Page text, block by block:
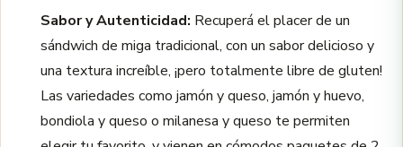
Sabor y Autenticidad: Recuperá el placer de un
sándwich de miga tradicional, con un sabor delicioso y
una textura increíble, ¡pero totalmente libre de gluten!
Las variedades como jamón y queso, jamón y huevo,
bondiola y queso o milanesa y queso te permiten